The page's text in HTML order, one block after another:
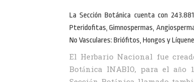
La Sección Botánica cuenta con
Pteridofitas, Gimnospermas,
No Vasculares: Briófitos, Hongos y
El Herbario Nacional fue
Botánica INABIO, para el año